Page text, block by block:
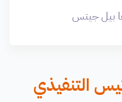
التنفيذي